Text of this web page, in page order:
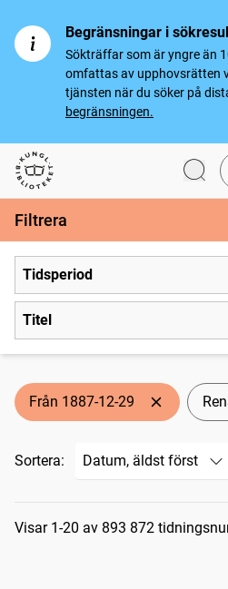
Begränsningar i
Sökträffar som är yngre än
omfattas av upphovsrätten
tjänsten när du söker på
begränsningen.
Svenska tidningar
Filtrera
Tidsperiod
Titel
Från 1887-12-29
Sortera:
Sökresultat
Visar 1-20 av 893 872